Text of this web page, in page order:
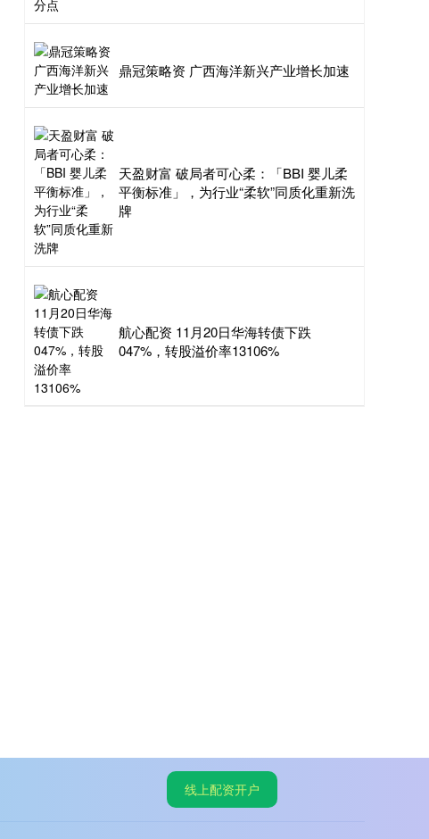
鼎冠策略资 广西海洋新兴产业增长加速
天盈财富 破局者可心柔：「BBI 婴儿柔
平衡标准」，为行业“柔软”同质化重新洗
牌
航心配资 11月20日华海转债下跌
047%，转股溢价率13106%
线上配资开户